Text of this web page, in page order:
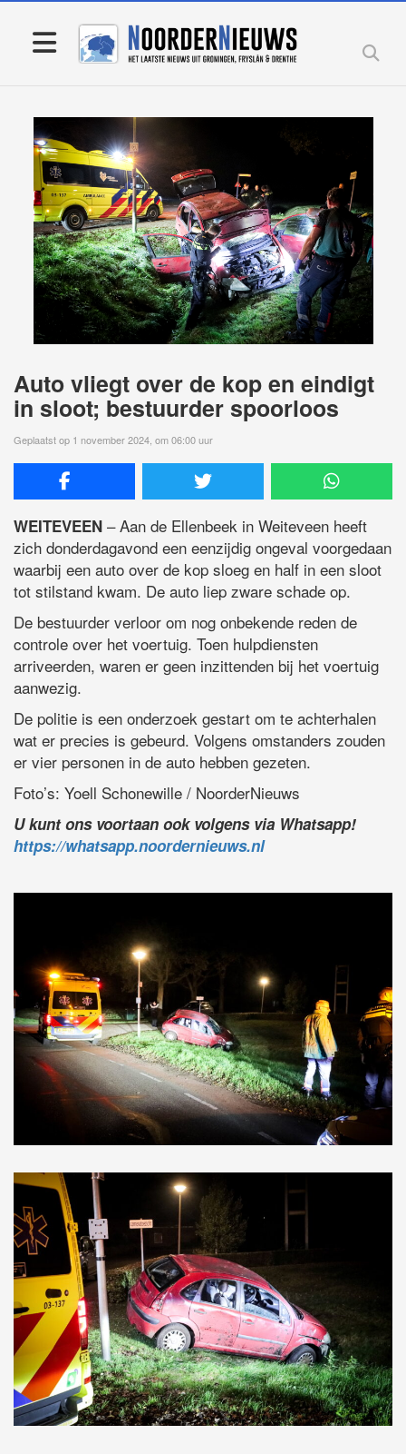
Auto vliegt over de kop en eindigt
in sloot; bestuurder spoorloos
Geplaatst op 1 november 2024, om 06:00 uur
WEITEVEEN – Aan de Ellenbeek in Weiteveen heeft
zich donderdagavond een eenzijdig ongeval voorgedaan
waarbij een auto over de kop sloeg en half in een sloot
tot stilstand kwam. De auto liep zware schade op.
De bestuurder verloor om nog onbekende reden de
controle over het voertuig. Toen hulpdiensten
arriveerden, waren er geen inzittenden bij het voertuig
aanwezig.
De politie is een onderzoek gestart om te achterhalen
wat er precies is gebeurd. Volgens omstanders zouden
er vier personen in de auto hebben gezeten.
Foto’s: Yoell Schonewille / NoorderNieuws
U kunt ons voortaan ook volgens via Whatsapp!
https://whatsapp.noordernieuws.nl